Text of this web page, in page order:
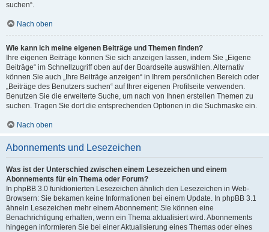
suchen“.
Nach oben
Wie kann ich meine eigenen Beiträge und Themen finden?
Ihre eigenen Beiträge können Sie sich anzeigen lassen, indem Sie „Eigene
Beiträge“ im Schnellzugriff oben auf der Boardseite auswählen. Alternativ
können Sie auch „Ihre Beiträge anzeigen“ in Ihrem persönlichen Bereich oder
„Beiträge des Benutzers suchen“ auf Ihrer eigenen Profilseite verwenden.
Benutzen Sie die erweiterte Suche, um nach von Ihnen erstellen Themen zu
suchen. Tragen Sie dort die entsprechenden Optionen in die Suchmaske ein.
Nach oben
Abonnements und Lesezeichen
Was ist der Unterschied zwischen einem Lesezeichen und einem
Abonnements für ein Thema oder Forum?
In phpBB 3.0 funktionierten Lesezeichen ähnlich den Lesezeichen in Web-
Browsern: Sie bekamen keine Informationen bei einem Update. In phpBB 3.1
ähneln Lesezeichen mehr einem Abonnement: Sie können eine
Benachrichtigung erhalten, wenn ein Thema aktualisiert wird. Abonnements
hingegen informieren Sie bei einer Aktualisierung eines Themas oder eines